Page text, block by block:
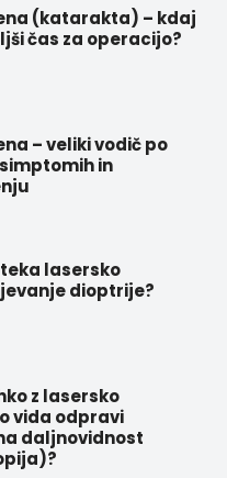
(katarakta) – kdaj
čas za operacijo?
– veliki vodič po
in
lasersko
dioptrije?
z lasersko
vida odpravi
daljnovidnost